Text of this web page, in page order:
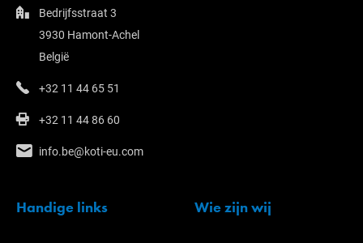
Bedrijfsstraat 3
3930 Hamont-Achel
België
+32 11 44 65 51
+32 11 44 86 60
info.be@koti-eu.com
Handige links Wie zijn wij